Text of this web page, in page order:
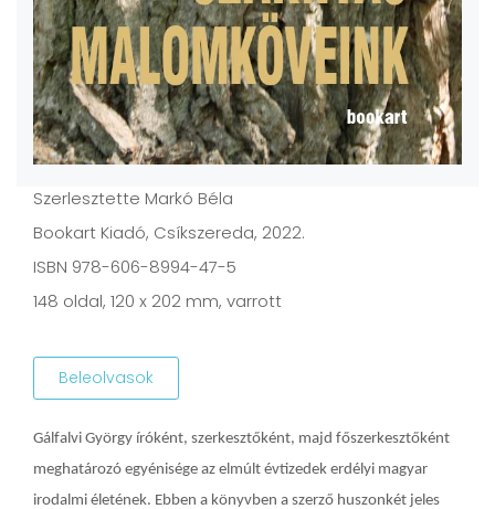
Szerlesztette Markó Béla
Bookart Kiadó, Csíkszereda, 2022.
ISBN 978-606-8994-47-5
148 oldal, 120 x 202 mm, varrott
Beleolvasok
Gálfalvi György íróként, szerkesztőként, majd főszerkesztőként
meghatározó egyénisége az elmúlt évtizedek erdélyi magyar
irodalmi életének. Ebben a könyvben a szerző huszonkét jeles